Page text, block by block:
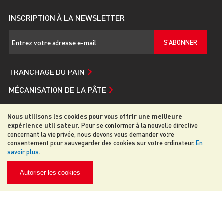
Nous utilisons les cookies pour vous offrir une meilleure
expérience utilisateur. Pour se conformer à la nouvelle directive
concernant la vie privée, nous devons vous demander votre
consentement pour sauvegarder des cookies sur votre ordinateur.En
savoir plus.
Autoriser les cookies
INSCRIPTION À LA NEWSLETTER
S'ABONNER
TRANCHAGE DU PAIN
MÉCANISATION DE LA PÂTE
SERVICE ET ASSISTANCE
JAC
© 2026 JAC. Tous droits reservés